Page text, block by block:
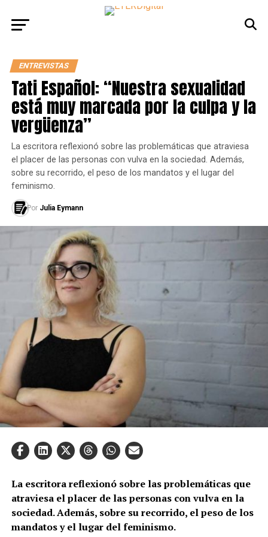
ENTREVISTAS
Tati Español: “Nuestra sexualidad
está muy marcada por la culpa y la
vergüenza”
La escritora reflexionó sobre las problemáticas que atraviesa
el placer de las personas con vulva en la sociedad. Además,
sobre su recorrido, el peso de los mandatos y el lugar del
feminismo.
Por Julia Eymann
La escritora reflexionó sobre las problemáticas que
atraviesa el placer de las personas con vulva en la
sociedad. Además, sobre su recorrido, el peso de los
mandatos y el lugar del feminismo.